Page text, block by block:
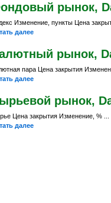
рынок,
Изменение, пункты Цена
далее
рынок,
пара Цена закрытия
далее
рынок,
Цена закрытия Изменение, % ...
далее